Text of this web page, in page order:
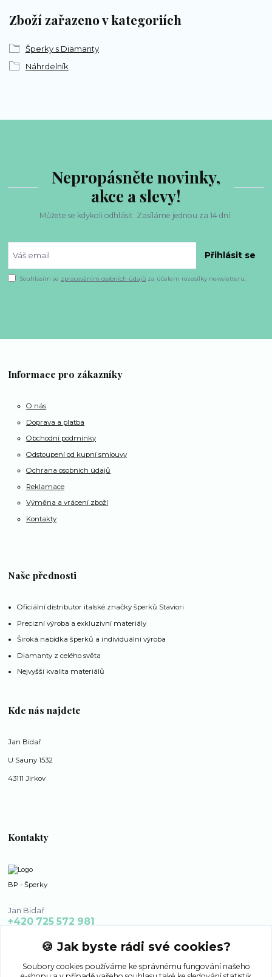
Zboží zařazeno v kategoriích
Šperky s Diamanty
Náhrdelník
Nepropásněte novinky,
akce a slevy!
Můžete se kdykoli odhlásit. Zasíláme jednou za 14 dní.
Přihlásit se
Souhlasím se zpracováním osobních údajů za účelem rozesílky newsletteru.
Informace pro zákazníky
O nás
Doprava a platba
Obchodní podmínky
Odstoupení od kupní smlouvy
Ochrana osobních údajů
Reklamace
Výměna a vrácení zboží
Kontakty
Naše přednosti
Oficiální distributor italské značky šperků Staviori
Precizní výroba a exkluzivní materiály
Široká nabídka šperků a individuální výroba
Diamanty z celého světa
Nejvyšší kvalita materiálů
Kde nás najdete
Jan Bidař
U Sauny 1532
43111 Jirkov
Kontakty
BP - Šperky
Jan Bidař
+420 725 572 981
🍪 Jak byste rádi své cookies?
Soubory cookies používáme ke správnému fungování našeho